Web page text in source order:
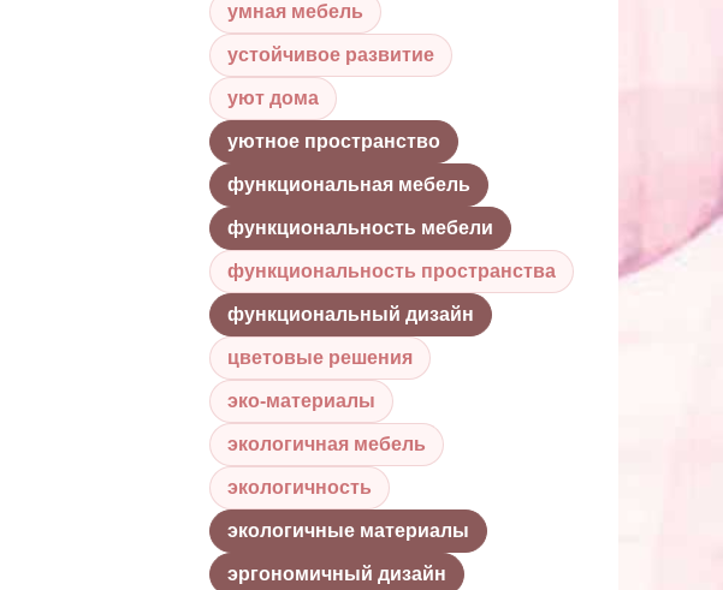
умная мебель
устойчивое развитие
уют дома
уютное пространство
функциональная мебель
функциональность мебели
функциональность пространства
функциональный дизайн
цветовые решения
эко-материалы
экологичная мебель
экологичность
экологичные материалы
эргономичный дизайн